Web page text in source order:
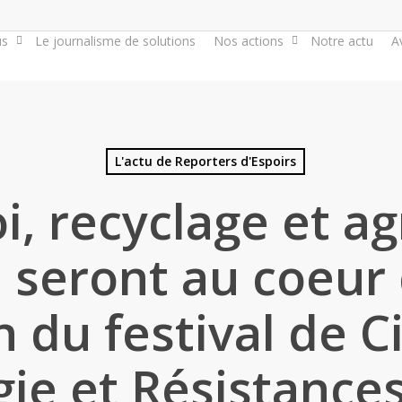
Le journalisme de solutions Nos actions Notre actu
L'actu de Reporters d'Espoirs
recyclage et
au coeur
du festival de
et